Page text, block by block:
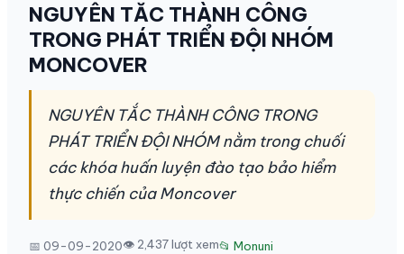
NGUYÊN TẮC THÀNH CÔNG
TRONG PHÁT TRIỂN ĐỘI NHÓM
MONCOVER
NGUYÊN TẮC THÀNH CÔNG TRONG
PHÁT TRIỂN ĐỘI NHÓM nằm trong chuối
các khóa huấn luyện đào tạo bảo hiểm
thực chiến của Moncover
📅 09-09-2020👁 2,437 lượt xem📂 Monuni